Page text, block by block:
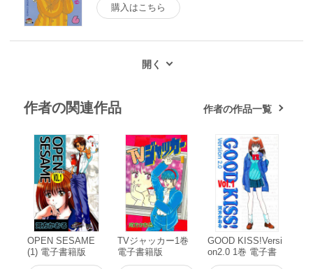
購入はこちら
作者の関連作品 作者の作品一覧
OPEN SESAME
(1) 電子書籍版
TVジャッカー1巻
電子書籍版
GOOD KISS!Versi
on2.0 1巻 電子書
籍版